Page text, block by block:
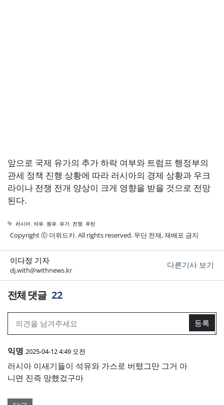
앞으로 국제 유가의 추가 하락 여부와 트럼프 행정부의
관세 정책 진행 상황에 따라 러시아의 경제 상황과 우크
라이나 전쟁 전개 양상이 크게 영향을 받을 것으로 전망
된다.
태
러시아, 석유, 원유, 유가, 전쟁, 푸틴
Copyright ⓒ 더위드카. All rights reserved. 무단 전재, 재배포 금지
이다정 기자
dj.with@withnews.kr
다른기사 보기
22
익명 2025-04-12 4:49 오전
러시아 이새기들이 석유와 가스로 버텼그만 그거 아
니면 진즉 망했겄구마